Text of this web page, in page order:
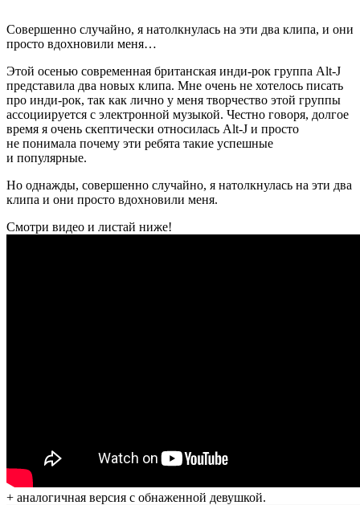
Совершенно случайно, я натолкнулась на эти два клипа, и они
просто вдохновили меня…
Этой осенью современная британская инди-рок группа Alt-J
представила два новых клипа. Мне очень не хотелось писать
про инди-рок, так как лично у меня творчество этой группы
ассоциируется с электронной музыкой. Честно говоря, долгое
время я очень скептически относилась Alt-J и просто
не понимала почему эти ребята такие успешные
и популярные.
Но однажды, совершенно случайно, я натолкнулась на эти два
клипа и они просто вдохновили меня.
Смотри видео и листай ниже!
+ аналогичная версия с обнаженной девушкой.